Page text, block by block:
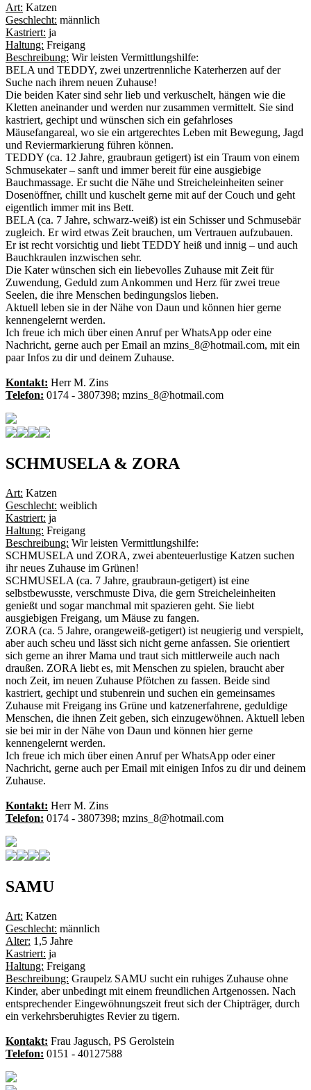
Art: Katzen
Geschlecht: männlich
Kastriert: ja
Haltung: Freigang
Beschreibung: Wir leisten Vermittlungshilfe:
BELA und TEDDY, zwei unzertrennliche Katerherzen auf der
Suche nach ihrem neuen Zuhause!
Die beiden Kater sind sehr lieb und verkuschelt, hängen wie die
Kletten aneinander und werden nur zusammen vermittelt. Sie sind
kastriert, gechipt und wünschen sich ein gefahrloses
Mäusefangareal, wo sie ein artgerechtes Leben mit Bewegung, Jagd
und Reviermarkierung führen können.
TEDDY (ca. 12 Jahre, graubraun getigert) ist ein Traum von einem
Schmusekater – sanft und immer bereit für eine ausgiebige
Bauchmassage. Er sucht die Nähe und Streicheleinheiten seiner
Dosenöffner, chillt und kuschelt gerne mit auf der Couch und geht
eigentlich immer mit ins Bett.
BELA (ca. 7 Jahre, schwarz-weiß) ist ein Schisser und Schmusebär
zugleich. Er wird etwas Zeit brauchen, um Vertrauen aufzubauen.
Er ist recht vorsichtig und liebt TEDDY heiß und innig – und auch
Bauchkraulen inzwischen sehr.
Die Kater wünschen sich ein liebevolles Zuhause mit Zeit für
Zuwendung, Geduld zum Ankommen und Herz für zwei treue
Seelen, die ihre Menschen bedingungslos lieben.
Aktuell leben sie in der Nähe von Daun und können hier gerne
kennengelernt werden.
Ich freue ich mich über einen Anruf per WhatsApp oder eine
Nachricht, gerne auch per Email an mzins_8@hotmail.com, mit ein
paar Infos zu dir und deinem Zuhause.
Kontakt: Herr M. Zins
Telefon: 0174 - 3807398; mzins_8@hotmail.com
SCHMUSELA & ZORA
Art: Katzen
Geschlecht: weiblich
Kastriert: ja
Haltung: Freigang
Beschreibung: Wir leisten Vermittlungshilfe:
SCHMUSELA und ZORA, zwei abenteuerlustige Katzen suchen
ihr neues Zuhause im Grünen!
SCHMUSELA (ca. 7 Jahre, graubraun-getigert) ist eine
selbstbewusste, verschmuste Diva, die gern Streicheleinheiten
genießt und sogar manchmal mit spazieren geht. Sie liebt
ausgiebigen Freigang, um Mäuse zu fangen.
ZORA (ca. 5 Jahre, orangeweiß-getigert) ist neugierig und verspielt,
aber auch scheu und lässt sich nicht gerne anfassen. Sie orientiert
sich gerne an ihrer Mama und traut sich mittlerweile auch nach
draußen. ZORA liebt es, mit Menschen zu spielen, braucht aber
noch Zeit, im neuen Zuhause Pfötchen zu fassen. Beide sind
kastriert, gechipt und stubenrein und suchen ein gemeinsames
Zuhause mit Freigang ins Grüne und katzenerfahrene, geduldige
Menschen, die ihnen Zeit geben, sich einzugewöhnen. Aktuell leben
sie bei mir in der Nähe von Daun und können hier gerne
kennengelernt werden.
Ich freue ich mich über einen Anruf per WhatsApp oder einer
Nachricht, gerne auch per Email mit einigen Infos zu dir und deinem
Zuhause.
Kontakt: Herr M. Zins
Telefon: 0174 - 3807398; mzins_8@hotmail.com
SAMU
Art: Katzen
Geschlecht: männlich
Alter: 1,5 Jahre
Kastriert: ja
Haltung: Freigang
Beschreibung: Graupelz SAMU sucht ein ruhiges Zuhause ohne
Kinder, aber unbedingt mit einem freundlichen Artgenossen. Nach
entsprechender Eingewöhnungszeit freut sich der Chipträger, durch
ein verkehrsberuhigtes Revier zu tigern.
Kontakt: Frau Jagusch, PS Gerolstein
Telefon: 0151 - 40127588